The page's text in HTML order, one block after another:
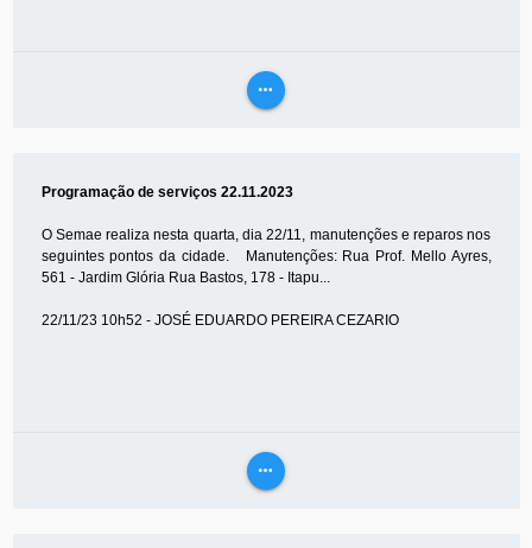
more_horiz
Programação de serviços 22.11.2023
O Semae realiza nesta quarta, dia 22/11, manutenções e reparos nos
seguintes pontos da cidade. Manutenções: Rua Prof. Mello Ayres,
561 - Jardim Glória Rua Bastos, 178 - Itapu...
22/11/23 10h52 - JOSÉ EDUARDO PEREIRA CEZARIO
more_horiz